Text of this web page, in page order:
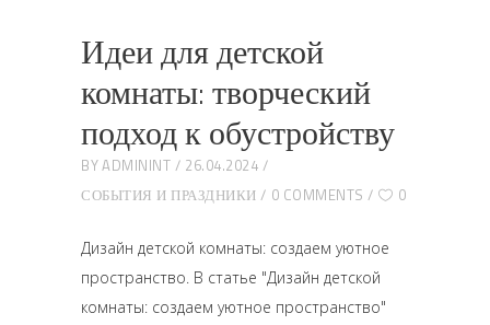
Идеи для детской
комнаты: творческий
подход к обустройству
BYADMININT
26.04.2024
СОБЫТИЯ И ПРАЗДНИКИ
0 COMMENTS 0
Дизайн детской комнаты: создаем уютное
пространство. В статье "Дизайн детской
комнаты: создаем уютное пространство"